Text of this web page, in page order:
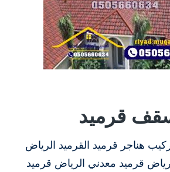
قرميد
هناجر قرميد القرميد الرياض
قرميد معدني الرياض قرميد